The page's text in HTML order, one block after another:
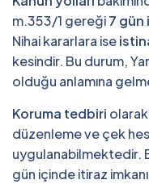
m.353/1 gereği7 gün
Nihai kararlara ise
kesindir. Bu durum,
olduğu anlamına
Koruma tedbiri olarak
düzenleme ve çek
uygulanabilmektedir.
gün içinde itiraz